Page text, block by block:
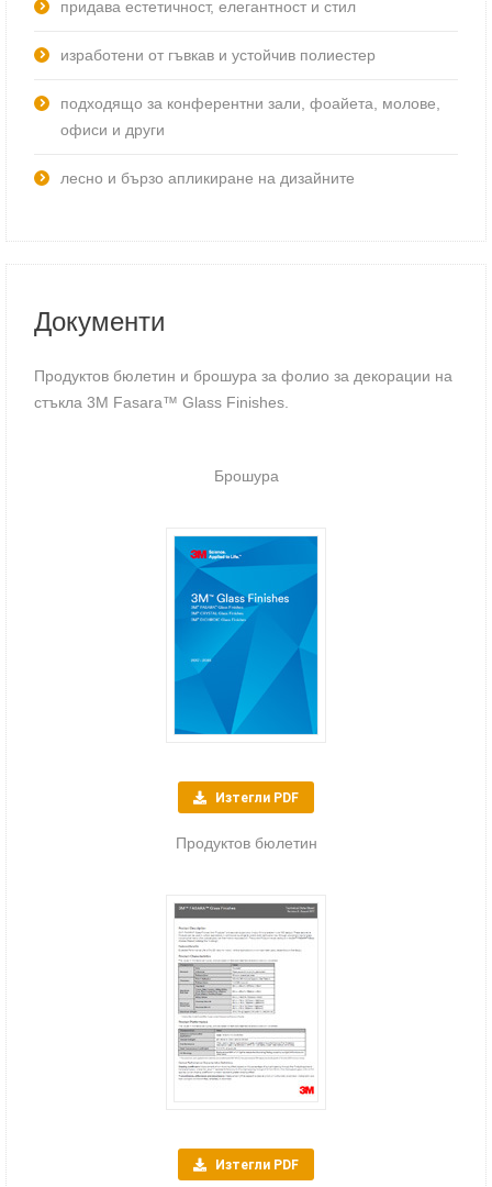
придава естетичност, елегантност и стил
изработени от гъвкав и устойчив полиестер
подходящо за конферентни зали, фоайета, молове,
офиси и други
лесно и бързо апликиране на дизайните
Документи
Продуктов бюлетин и брошура за фолио за декорации на
стъкла 3M Fasara™ Glass Finishes.
Брошура
Изтегли PDF
Продуктов бюлетин
Изтегли PDF